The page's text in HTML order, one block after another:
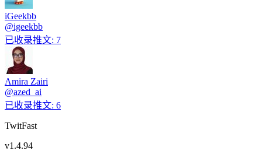
iGeekbb
@igeekbb
已收录推文: 7
Amira Zairi
@azed_ai
已收录推文: 6
TwitFast
v1.4.94